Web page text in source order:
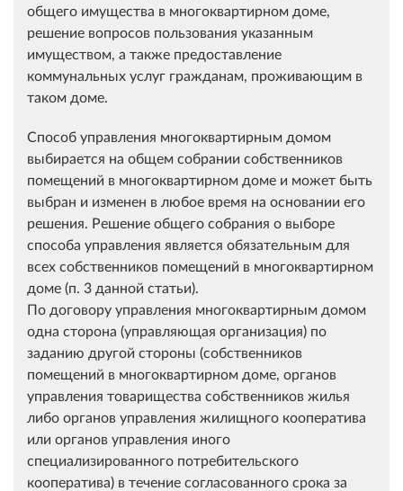
общего имущества в многоквартирном доме,
решение вопросов пользования указанным
имуществом, а также предоставление
коммунальных услуг гражданам, проживающим в
таком доме.
Способ управления многоквартирным домом
выбирается на общем собрании собственников
помещений в многоквартирном доме и может быть
выбран и изменен в любое время на основании его
решения. Решение общего собрания о выборе
способа управления является обязательным для
всех собственников помещений в многоквартирном
доме (п. 3 данной статьи).
По договору управления многоквартирным домом
одна сторона (управляющая организация) по
заданию другой стороны (собственников
помещений в многоквартирном доме, органов
управления товарищества собственников жилья
либо органов управления жилищного кооператива
или органов управления иного
специализированного потребительского
кооператива) в течение согласованного срока за